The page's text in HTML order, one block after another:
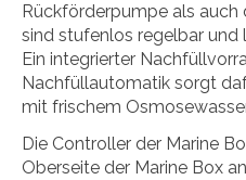
Rückförderpumpe als
sind stufenlos regelbar und
Ein integrierter
Nachfüllautomatik sorgt
mit frischem
Die Controller der Marine
Oberseite der Marine Box